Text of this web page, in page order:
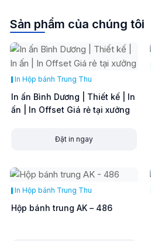
Sản phẩm của chúng tôi
In Hộp bánh Trung Thu
In ấn Bình Dương | Thiết kế | In
ấn | In Offset Giá rẻ tại xưởng
Đặt in ngay
In Hộp bánh Trung Thu
Hộp bánh trung AK – 486